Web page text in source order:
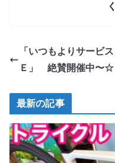
「いつもよりサービ
Ｅ」 絶賛開催中〜
最新の記事